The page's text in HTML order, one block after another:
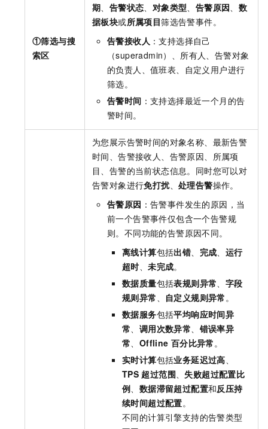
①筛选与搜
索区
期、 告警状态、 对象类型、 告警原因、 数
据板块或所属项目筛选告警事件。
告警接收人 ：支持选择自己
（superadmin）、所有人、告警对象
的负责人、值班表、自定义用户进行
筛选。
告警时间 ：支持选择最近一个月的告
警时间。
为您展示告警时间的对象名称、最新告警
时间、告警接收人、告警原因、所属项
目、告警的当前状态信息。同时您可以对
告警对象进行免打扰、处理告警操作。
告警原因 ：告警事件发生的原因，当
前一个告警事件仅包含一个告警规
则。不同功能的告警原因不同。
离线计算包括出错、 完成、 运行
超时、未完成。
数据质量包括表规则异常、 字段
规则异常、 自定义规则异常。
数据服务包括平均响应时间异
常、 调用次数异常、 错误率异
常、 Offline 百分比异常。
实时计算包括业务延迟过高、
TPS 超过范围、 失败超过配置比
例、 数据滞留超过配置和反压持
续时间超过配置。
不同的计算引擎支持的告警类型